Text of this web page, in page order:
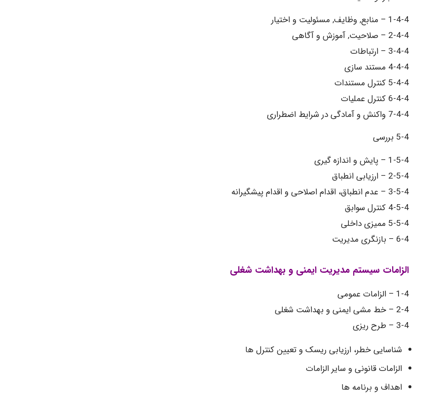
1-4-4 – منابع, وظایف, مسئولیت و اختیار
2-4-4 – صلاحیت, آموزش و آگاهی
3-4-4 – ارتباطات
4-4-4 مستند سازی
5-4-4 کنترل مستندات
6-4-4 کنترل عملیات
7-4-4 واکنش و آمادگی در شرایط اضطراری
5-4 بررسی
1-5-4 – پایش و اندازه گیری
2-5-4 – ارزیابی انطباق
3-5-4 – عدم انطباق، اقدام اصلاحی و اقدام پیشگیرانه
4-5-4 کنترل سوابق
5-5-4 ممیزی داخلی
6-4 – بازنگری مدیریت
الزامات سیستم مدیریت ایمنی و بهداشت شغلی
1-4 – الزامات عمومی
2-4 – خط مشی ایمنی و بهداشت شغلی
3-4 – طرح ریزی
شناسایی خطر، ارزیابی ریسک و تعیین کنترل ها
الزامات قانونی و سایر الزامات
اهداف و برنامه ها